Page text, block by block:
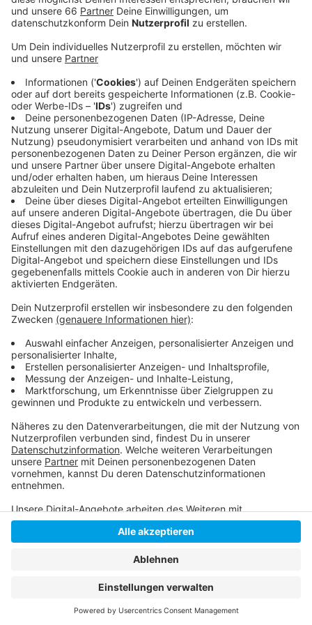
Veröffentlicht:Montag, 31.10.2022 06:15
Anzeige
Die Demonstranten forderten die sofortige
Freilassung aller politischer Gefangener. Zu der Demo
kamen laut Polizei deutlich mehr Menschen als
erwartet – lediglich 750 waren angemeldet worden.
Darüber hinaus kam es zu mehreren kleineren Demos.
Sie beschäftigen sich mit den Corona-Maßnahmen in
Deutschland und dem Krieg in der Ukraine.
Anzeige
Weitere Infos und Links zum Thema
So haben wir am Wochenende berichtet
Anzeige
Anzeige